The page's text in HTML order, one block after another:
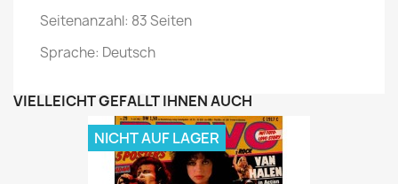
Seitenanzahl: 83 Seiten
Sprache: Deutsch
VIELLEICHT GEFÄLLT IHNEN AUCH
NICHT AUF LAGER